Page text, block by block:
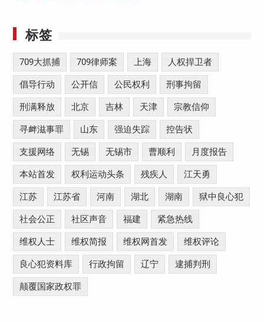
标签
709大抓捕 709律师案 上海 人权捍卫者
倡导行动 公开信 公民权利 刑事拘留
刑满释放 北京 吉林 天津 宗教信仰
寻衅滋事罪 山东 强迫失踪 控告状
支援网络 无锡 无锡市 曹顺利 月度报告
本站首发 权利运动头条 残疾人 江天勇
江苏 江苏省 河南 湖北 湖南 狱中良心犯
社会公正 社区声音 福建 紧急热线
维权人士 维权简报 维权网首发 维权评论
良心犯资料库 行政拘留 辽宁 逮捕判刑
颠覆国家政权罪